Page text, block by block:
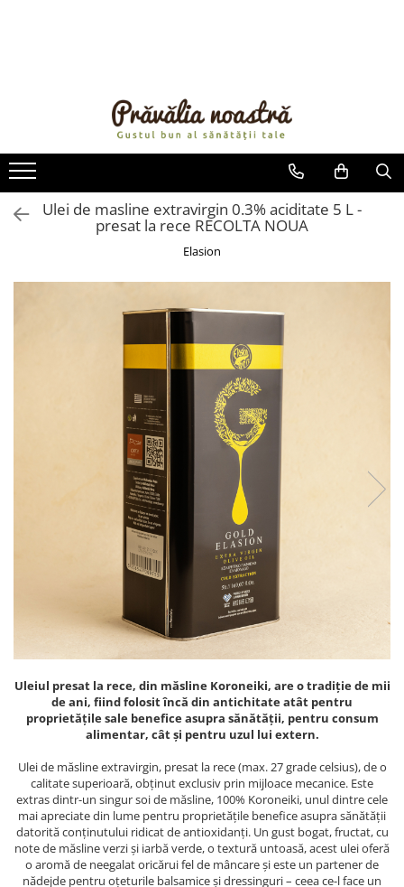
ULEIURI ȘI UNTURI
MĂSLINE
NUCI ȘI SEMINȚE
FRUCTE DESHIDRATATE
ÎNDULCITORI NATURALI / MIERE
FĂINĂ FĂRĂ GLUTEN
BĂUTURI / LAPTE VEGETAL
CREME ȘI PASTE TARTINABILE
CIOCOLATĂ ȘI CACAO
PRODUSE ECO / ORGANICE
PRODUSE ROMÂNEȘTI
COSMETICE
REMEDII NATURISTE
TOATE PRODUSELE
Ulei de masline extravirgin 0.3% aciditate 5 L -
presat la rece RECOLTA NOUA
Elasion
Uleiul presat la rece, din măsline Koroneiki, are o tradiție de mii
de ani, fiind folosit încă din antichitate atât pentru
proprietățile sale benefice asupra sănătății, pentru consum
alimentar, cât și pentru uzul lui extern.
Ulei de măsline extravirgin, presat la rece (max. 27 grade celsius), de o
calitate superioară, obținut exclusiv prin mijloace mecanice. Este
extras dintr-un singur soi de măsline, 100% Koroneiki, unul dintre cele
mai apreciate din lume pentru proprietățile benefice asupra sănătății
datorită conținutului ridicat de antioxidanți. Un gust bogat, fructat, cu
note de măsline verzi și iarbă verde, o textură untoasă, acest ulei oferă
o aromă de neegalat oricărui fel de mâncare și este un partener de
nădejde pentru oțeturile balsamice și dressinguri – ceea ce-l face un